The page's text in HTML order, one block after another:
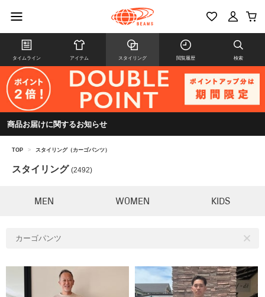
タイムライン アイテム スタイリング 閲覧履歴 検索
商品お届けに関するお知らせ
TOP > スタイリング（カーゴパンツ）
スタイリング (2492)
MEN WOMEN KIDS
カーゴパンツ